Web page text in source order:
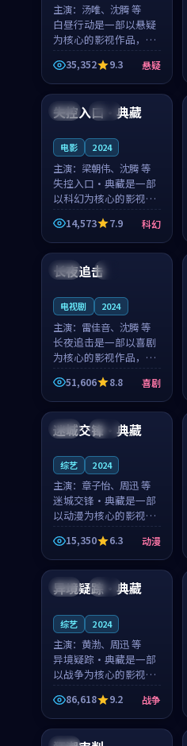
主演： 汤唯、沈腾 等
白昼行动是一部以悬疑
为核心的影视作品，围
绕危机、反转与人物成
长展开，整体节奏紧
凑，值得推荐观看。
35,352 9.3 悬疑
英国 独播
失控入口·典藏
电影 2024
主演： 梁朝伟、沈腾 等
失控入口·典藏是一部
以科幻为核心的影视作
品，围绕危机、反转与
人物成长展开，整体节
奏紧凑，值得推荐观
看。
14,573 7.9 科幻
日本 4K
长夜追击
电视剧 2024
主演： 雷佳音、沈腾 等
长夜追击是一部以喜剧
为核心的影视作品，围
绕危机、反转与人物成
长展开，整体节奏紧
凑，值得推荐观看。
51,606 8.8 喜剧
中国 高分
迷城交锋·典藏
综艺 2024
主演： 章子怡、周迅 等
迷城交锋·典藏是一部
以动漫为核心的影视作
品，围绕危机、反转与
人物成长展开，整体节
奏紧凑，值得推荐观
看。
15,350 6.3 动漫
中国 完结
异境疑踪·典藏
综艺 2024
主演： 黄渤、周迅 等
异境疑踪·典藏是一部
以战争为核心的影视作
品，围绕危机、反转与
人物成长展开，整体节
奏紧凑，值得推荐观
看。
86,618 9.2 战争